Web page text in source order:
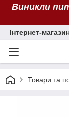
Виникли
Інтернет-
Товари та